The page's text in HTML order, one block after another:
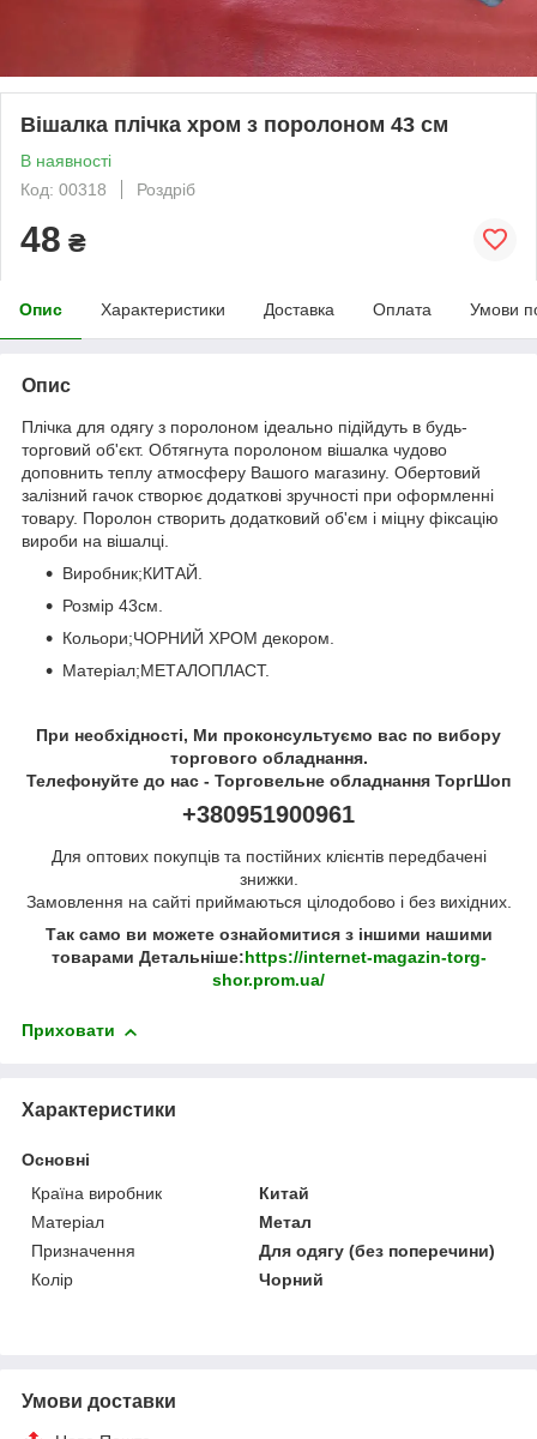
Вішалка плічка хром з поролоном 43 см
В наявності
Код: 00318
Роздріб
48 ₴
Опис Характеристики Доставка Оплата Умови
Опис
Плічка для одягу з поролоном ідеально підійдуть в будь-
торговий об'єкт. Обтягнута поролоном вішалка чудово
доповнить теплу атмосферу Вашого магазину. Обертовий
залізний гачок створює додаткові зручності при оформленні
товару. Поролон створить додатковий об'єм і міцну фіксацію
вироби на вішалці.
Виробник;КИТАЙ.
Розмір 43см.
Кольори;ЧОРНИЙ ХРОМ декором.
Матеріал;МЕТАЛОПЛАСТ.
При необхідності, Ми проконсультуємо вас по вибору
торгового обладнання.
Телефонуйте до нас - Торговельне обладнання ТоргШоп
+380951900961
Для оптових покупців та постійних клієнтів передбачені
знижки.
Замовлення на сайті приймаються цілодобово і без вихідних.
Так само ви можете ознайомитися з іншими нашими
товарами Детальніше:https://internet-magazin-torg-
shor.prom.ua/
Приховати
Характеристики
Основні
Країна виробник
Китай
Матеріал
Метал
Призначення
Для одягу (без поперечини)
Колір
Чорний
Умови доставки